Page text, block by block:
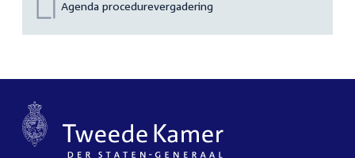
Agenda procedurevergadering